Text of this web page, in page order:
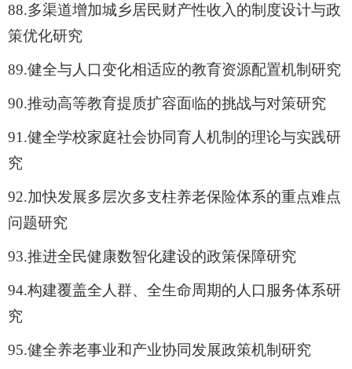
88.多渠道增加城乡居民财产性收入的制度设计与政
策优化研究
89.健全与人口变化相适应的教育资源配置机制研究
90.推动高等教育提质扩容面临的挑战与对策研究
91.健全学校家庭社会协同育人机制的理论与实践研
究
92.加快发展多层次多支柱养老保险体系的重点难点
问题研究
93.推进全民健康数智化建设的政策保障研究
94.构建覆盖全人群、全生命周期的人口服务体系研
究
95.健全养老事业和产业协同发展政策机制研究